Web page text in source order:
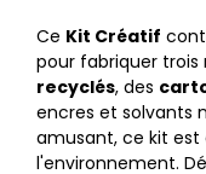
Ce Kit Créatif
pour fabriquer trois
recyclés, des
encres et solvants
amusant, ce kit
l'environnement.